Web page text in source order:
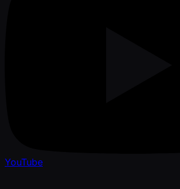
YouTube